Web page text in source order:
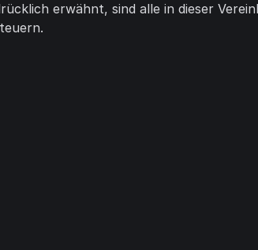
erwähnt, sind alle in dieser